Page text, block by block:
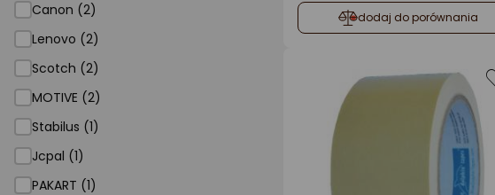
Canon (2)
Lenovo (2)
Scotch (2)
MOTIVE (2)
Stabilus (1)
Jcpal (1)
PAKART (1)
dodaj do porównania